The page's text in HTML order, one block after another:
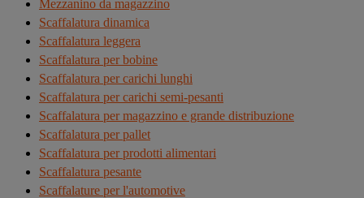
Mezzanino da magazzino
Scaffalatura dinamica
Scaffalatura leggera
Scaffalatura per bobine
Scaffalatura per carichi lunghi
Scaffalatura per carichi semi-pesanti
Scaffalatura per magazzino e grande distribuzione
Scaffalatura per pallet
Scaffalatura per prodotti alimentari
Scaffalatura pesante
Scaffalature per l'automotive